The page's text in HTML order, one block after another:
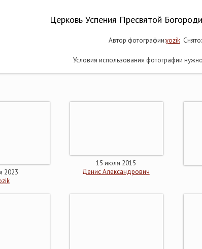
Церковь Успения Пресвятой
Автор фотографии:yozik
Условия использования фотографии
2023
15 июля 2015
Денис Александрович